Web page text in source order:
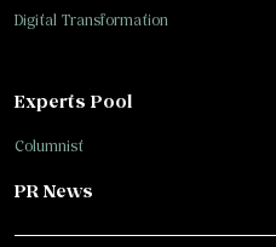
Digital Transformation
Experts Pool
Columnist
PR News